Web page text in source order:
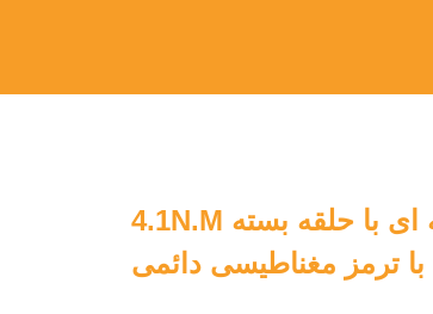
Nema 24 موتور مرحله ای با حلقه بسته 4.1N.m